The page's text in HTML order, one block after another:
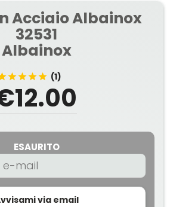
Acciaio Albainox
32531
Albainox
(1)
ESAURITO
via email